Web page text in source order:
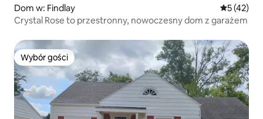
Dom w: Findlay Średnia
5 (42)
Crystal Rose to przestronny, nowoczesny dom z garażem
Wybór gości
Wybór gości